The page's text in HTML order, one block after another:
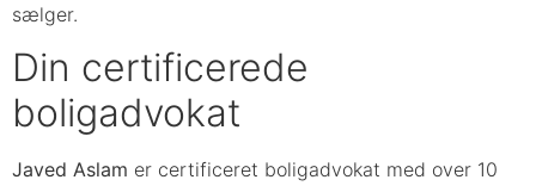
sælger.
Din certificerede
boligadvokat
Javed Aslam er certificeret boligadvokat med over 10